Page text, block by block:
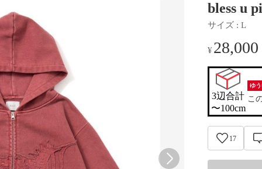
bless u
サイズ : L
¥ 28,000
3辺合計
〜100cm
ゆ
こ
17